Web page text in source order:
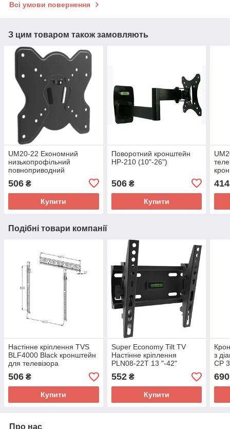
Всі умови повернення
З цим товаром також замовляють
UM20-22 Економний
низькопрофільний
повноприводний
кронштейн 13 "-42" для тв
506 ₴
Купити
Поворотний кронштейн
HP-210 (10"-26")
506₴
Купити
414
Подібні товари компанії
Настінне кріплення TVS
BLF4000 Black кронштейн
для телевізора
506 ₴
Купити
Super Economy Tilt TV
Настінне кріплення
PLN08-22T 13 "-42"
світлодіодів, РК-
телевізорів із плоскою
панеллю
552₴
Купити
з
CP
690
Про нас